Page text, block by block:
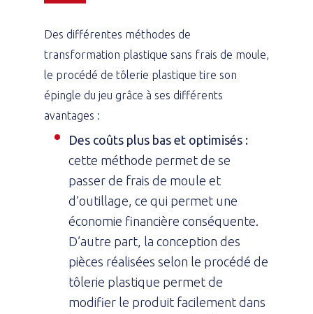
Des différentes méthodes de
transformation plastique sans frais de moule,
le procédé de tôlerie plastique tire son
épingle du jeu grâce à ses différents
avantages :
Des coûts plus bas et optimisés :
cette méthode permet de se
passer de frais de moule et
d’outillage, ce qui permet une
économie financière conséquente.
D’autre part, la conception des
pièces réalisées selon le procédé de
tôlerie plastique permet de
modifier le produit facilement dans